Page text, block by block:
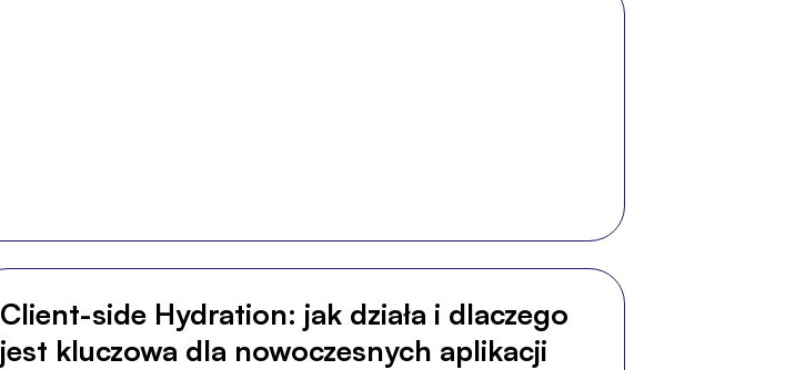
Client-side Hydration: jak działa i dlaczego
jest kluczowa dla nowoczesnych aplikacji